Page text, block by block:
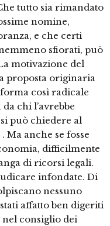
tutto sia rimandato
nomine,
e che certi
sfiorati, può
motivazione del
proposta originaria
così radicale
chi l’avrebbe
può chiedere al
Ma anche se fosse
difficilmente
di ricorsi legali.
infondate. Di
nessuno
affatto ben digeriti
consiglio dei